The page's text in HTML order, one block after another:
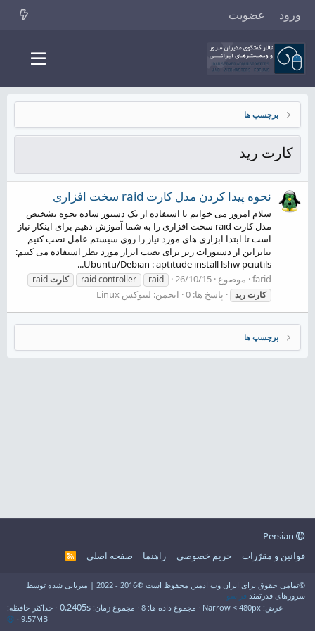
ورود عضویت
برچسپ ها
کارت رید
نحوه پیدا کردن مدل کارت raid سخت افزاری
سلام امروز می خوایم با استفاده از یک دستور ساده نحوه تشخیص
مدل کارت raid سخت افزاری را به شما آموزش دهیم برای اینکار نیاز
است تا ابتدا ابزاری های مورد نیاز را روی سیستم عامل نصب کنیم
بنابراین از دستورات زیر برای نصب ابزار مورد نظر استفاده می کنیم:
Ubuntu/Debian : aptitude install lshw pciutils...
farid موضوع 26/10/15
raid
raid controller کارت
کارترید پاسخ ها: 0 انجمن: لینوکس Linux
برچسپ ها
قوانین و مقرّرات
حریم خصوصی راهنما صفحه اصلی
R
©تمامی حقوق برای ایران وب ادمین محفوظ است ®2016 - 2022 | میزبانی شده توسط
سرورهای قدرتمند فراسو
عرض
مجموع داده ها 8 مجموع زمان 0.2405s
حداکثر حافظه
9.57MB